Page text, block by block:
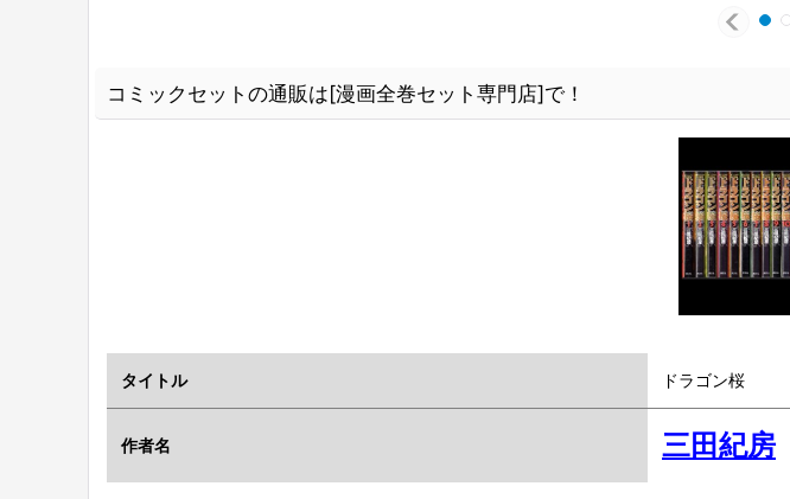
コミックセットの通販は[漫画全巻セット専門店]で！
タイトル ドラゴン桜
作者名 三田紀房